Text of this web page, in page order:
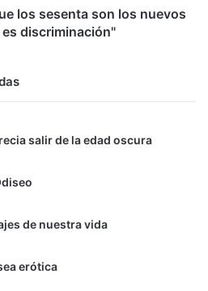
los sesenta son los nuevos
discriminación"
salir de la edad oscura
de nuestra vida
erótica